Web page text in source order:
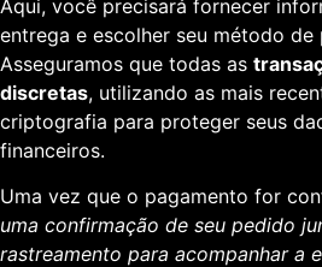
Aqui, você precisará fornecer
entrega e escolher seu método de
Asseguramos que todas as
discretas, utilizando as mais
criptografia para proteger seus
financeiros.
Uma vez que o pagamento for
uma confirmação de seu pedido
rastreamento para acompanhar a